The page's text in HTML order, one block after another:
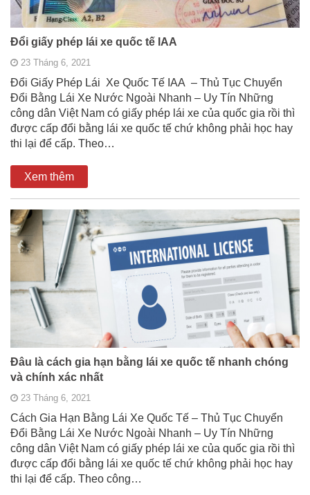
Đổi giấy phép lái xe quốc tế IAA
23 Tháng 6, 2021
Đổi Giấy Phép Lái Xe Quốc Tế IAA – Thủ Tục Chuyển
Đổi Bằng Lái Xe Nước Ngoài Nhanh – Uy Tín Những
công dân Việt Nam có giấy phép lái xe của quốc gia rồi thì
được cấp đổi bằng lái xe quốc tế chứ không phải học hay
thi lại để cấp. Theo…
Xem thêm
Đâu là cách gia hạn bằng lái xe quốc tế nhanh chóng
và chính xác nhất
23 Tháng 6, 2021
Cách Gia Hạn Bằng Lái Xe Quốc Tế – Thủ Tục Chuyển
Đổi Bằng Lái Xe Nước Ngoài Nhanh – Uy Tín Những
công dân Việt Nam có giấy phép lái xe của quốc gia rồi thì
được cấp đổi bằng lái xe quốc tế chứ không phải học hay
thi lại để cấp. Theo công…